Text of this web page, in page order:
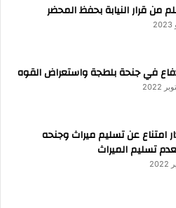
من قرار النيابة بحفظ المحضر
في جنحة بلطجة واستعراض القوه
امتناع عن تسليم ميراث وجنحه
تسليم الميراث